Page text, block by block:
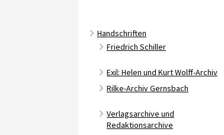
Handschriften
Friedrich Schiller
Exil: Helen und Kurt Wolff-Archiv
Rilke-Archiv Gernsbach
Verlagsarchive und
Redaktionsarchive